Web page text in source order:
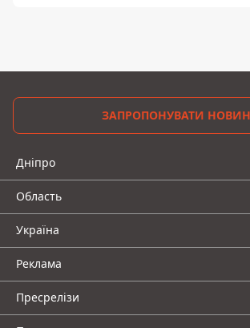
ЗАПРОПОНУВАТИ
Дніпро
Область
Україна
Реклама
Пресрелізи